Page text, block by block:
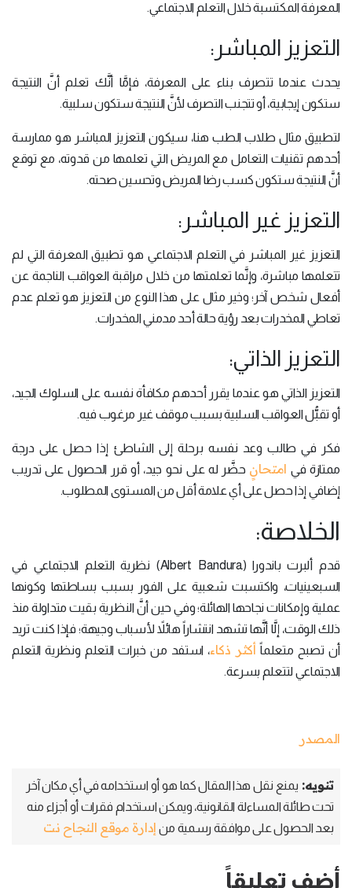
المعرفة المكتسبة خلال التعلم الاجتماعي.
التعزيز المباشر:
يحدث عندما تتصرف بناء على المعرفة، فإمَّا أنَّك تعلم أنَّ النتيجة
ستكون إيجابية، أو تتجنب التصرف لأنَّ النتيجة ستكون سلبية.
لتطبيق مثال طلاب الطب هنا، سيكون التعزيز المباشر هو ممارسة
أحدهم تقنيات التعامل مع المريض التي تعلمها من قدوته، مع توقع
أنَّ النتيجة ستكون كسب رضا المريض وتحسين صحته.
التعزيز غير المباشر:
التعزيز غير المباشر في التعلم الاجتماعي هو تطبيق المعرفة التي لم
تتعلمها مباشرة، وإنَّما تعلمتها من خلال مراقبة العواقب الناجمة عن
أفعال شخص آخر؛ وخير مثال على هذا النوع من التعزيز هو تعلم عدم
تعاطي المخدرات بعد رؤية حالة أحد مدمني المخدرات.
التعزيز الذاتي:
التعزيز الذاتي هو عندما يقرر أحدهم مكافأة نفسه على السلوك الجيد،
أو تقبُّل العواقب السلبية بسبب موقف غير مرغوب فيه.
فكر في طالب وعد نفسه برحلة إلى الشاطئ إذا حصل على درجة
ممتازة في امتحانٍ حضَّر له على نحو جيد، أو قرر الحصول على تدريب
إضافي إذا حصل على أي علامة أقل من المستوى المطلوب.
الخلاصة:
قدم ألبرت باندورا (Albert Bandura) نظرية التعلم الاجتماعي في
السبعينيات، واكتسبت شعبية على الفور بسبب بساطتها وكونها
عملية وإمكانات نجاحها الهائلة؛ وفي حين أنَّ النظرية بقيت متداولة منذ
ذلك الوقت، إلَّا أنَّها تشهد انتشاراً هائلاً لأسباب وجيهة؛ فإذا كنت تريد
أن تصبح متعلماً أكثر ذكاء، استفد من خبرات التعلم ونظرية التعلم
الاجتماعي لتتعلم بسرعة.
المصدر
تنويه: يمنع نقل هذا المقال كما هو أو استخدامه في أي مكان آخر
تحت طائلة المساءلة القانونية، ويمكن استخدام فقرات أو أجزاء منه
بعد الحصول على موافقة رسمية من إدارة موقع النجاح نت
أضف تعليقاً